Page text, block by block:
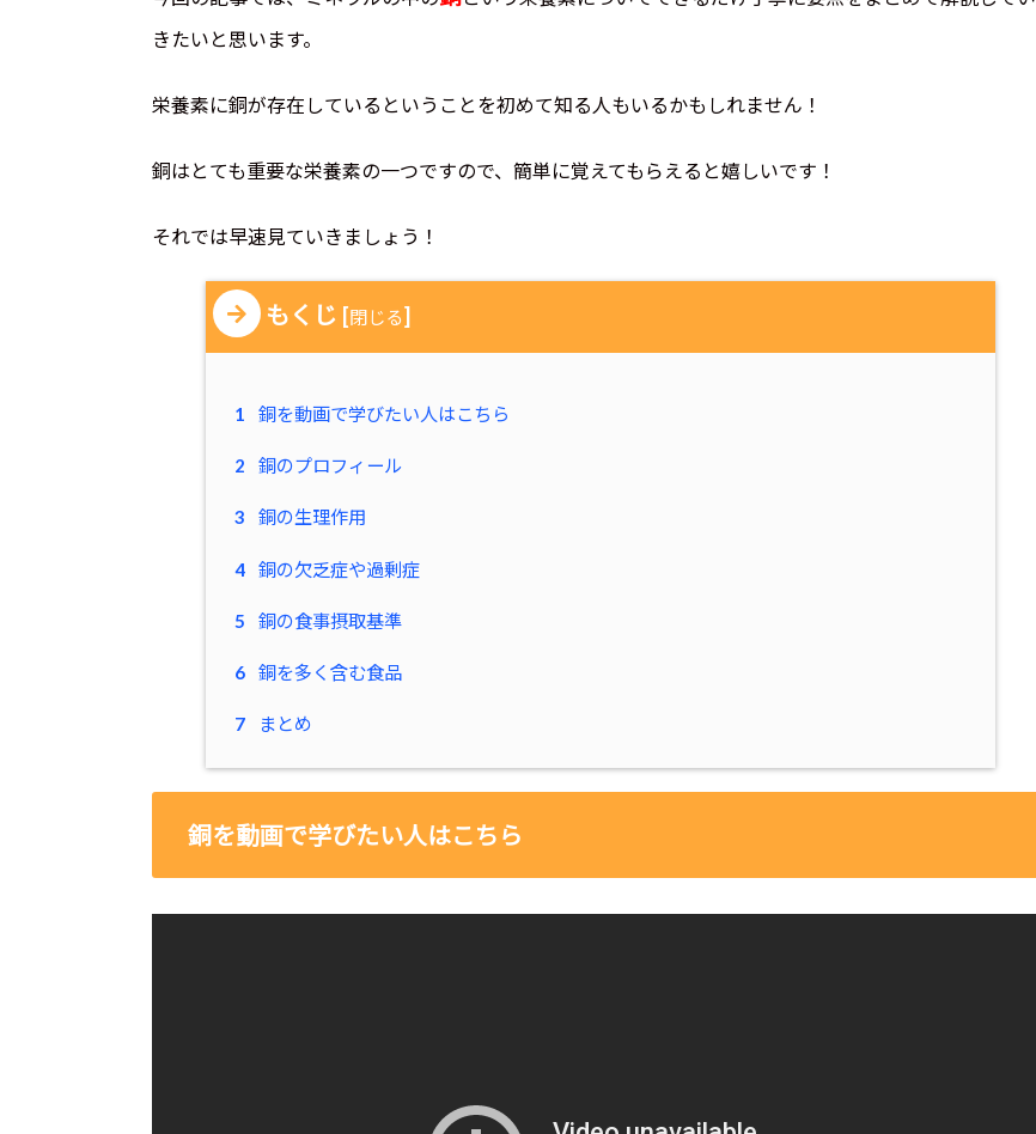
きたいと思います。
栄養素に銅が存在しているということを初めて知る人もいるかもしれません！
銅はとても重要な栄養素の一つですので、簡単に覚えてもらえると嬉しいです！
それでは早速見ていきましょう！
もくじ [閉じる]
1 銅を動画で学びたい人はこちら
2 銅のプロフィール
3 銅の生理作用
4 銅の欠乏症や過剰症
5 銅の食事摂取基準
6 銅を多く含む食品
7 まとめ
銅を動画で学びたい人はこちら